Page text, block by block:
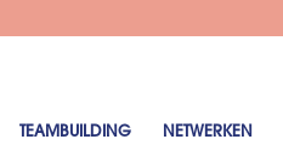
TEAMBUILDING NETWERKEN